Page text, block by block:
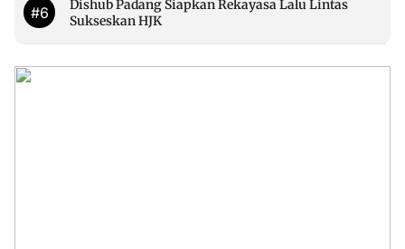
#6
Dishub Padang Siapkan Rekayasa Lalu Lintas
Sukseskan HJK